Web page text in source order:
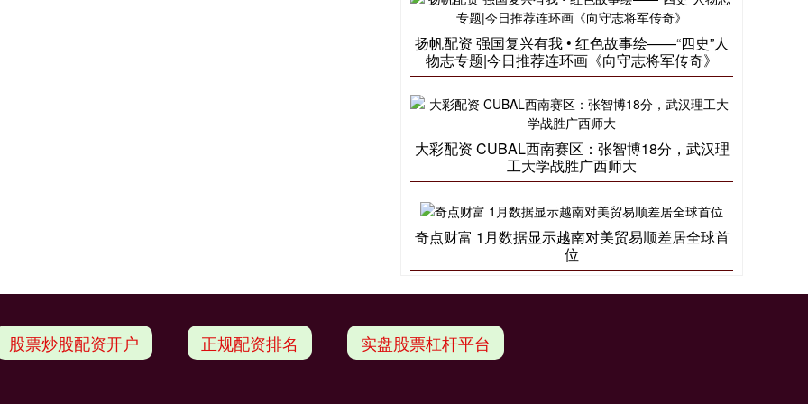
扬帆配资 强国复兴有我 • 红色故事绘——“四史”人
物志专题|今日推荐连环画《向守志将军传奇》
大彩配资 CUBAL西南赛区：张智博18分，武汉理
工大学战胜广西师大
奇点财富 1月数据显示越南对美贸易顺差居全球首
位
股票炒股配资开户 正规配资排名 实盘股票杠杆平台